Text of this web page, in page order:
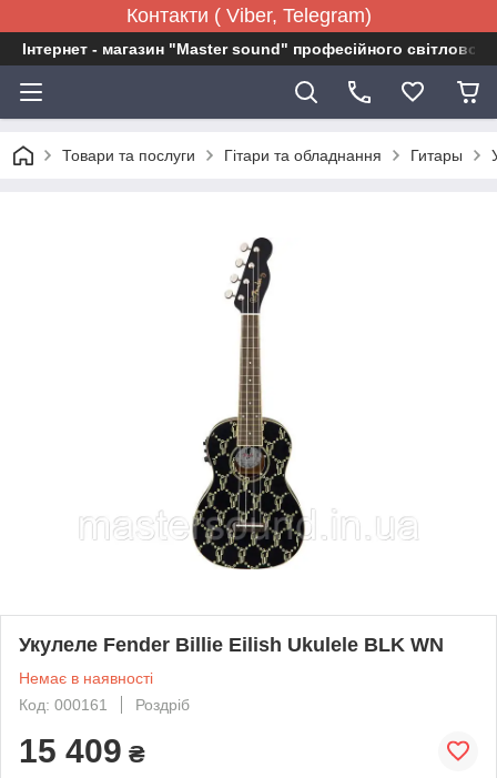
Контакти ( Viber, Telegram)
Інтернет - магазин "Master sound" професійного
Товари та послуги Гітари та обладнання Гитары
Укулеле Fender Billie Eilish Ukulele BLK WN
Немає в наявності
Код: 000161
Роздріб
15 409 ₴